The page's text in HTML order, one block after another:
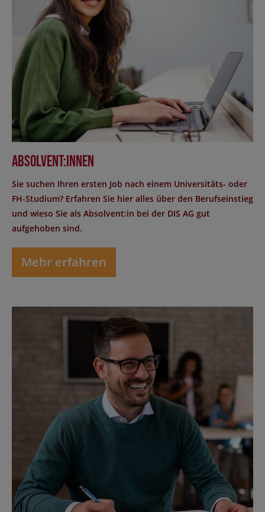
Absolvent:innen
Sie suchen Ihren ersten Job nach einem Universitäts- oder
FH-Studium? Erfahren Sie hier alles über den Berufseinstieg
und wieso Sie als Absolvent:in bei der DIS AG gut
aufgehoben sind.
Mehr erfahren